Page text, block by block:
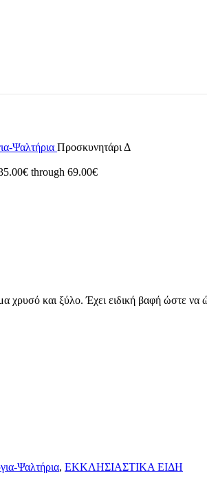
Ψαλτήρια Προσκυνητάρι Δ
through 69.00€
και ξύλο. Έχει ειδική βαφή ώστε να
Ψαλτήρια, ΕΚΚΛΗΣΙΑΣΤΙΚΑ ΕΙΔΗ